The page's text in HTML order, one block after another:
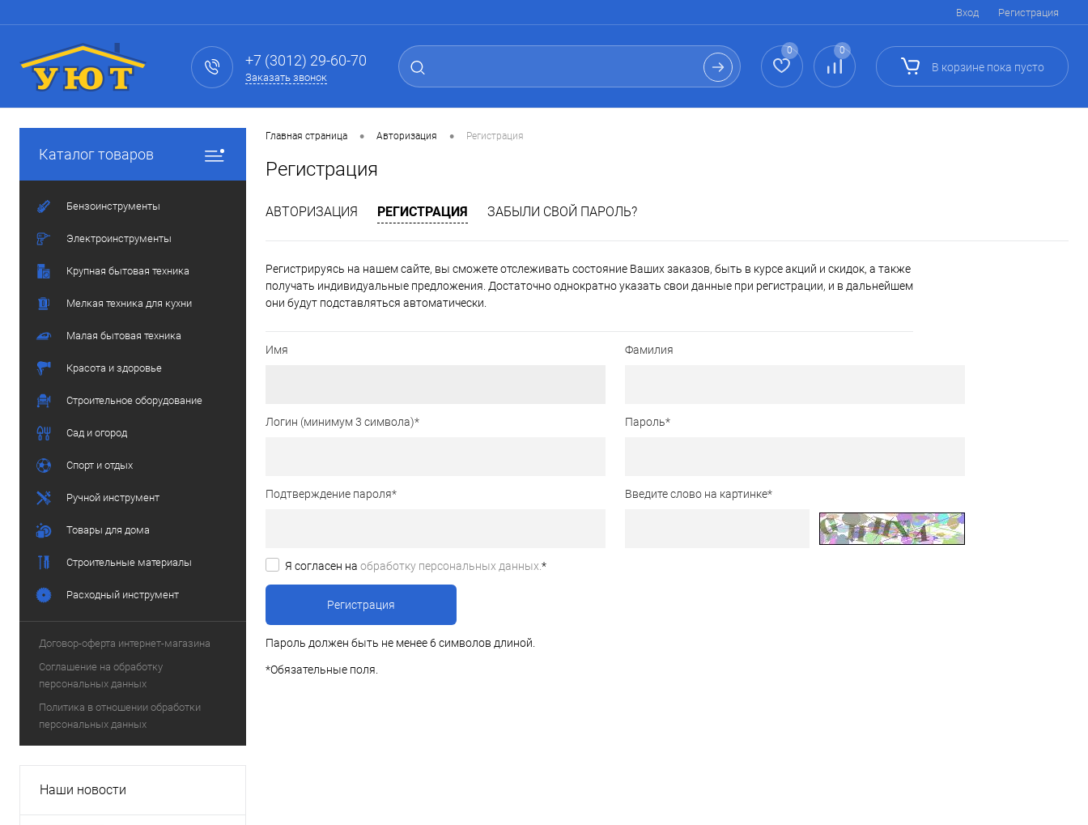
Вход Регистрация
+7 (3012) 29-60-70
Заказать звонок
0 0
В корзине пока пусто
Каталог товаров
Бензоинструменты
Электроинструменты
Крупная бытовая техника
Мелкая техника для кухни
Малая бытовая техника
Красота и здоровье
Строительное оборудование
Сад и огород
Спорт и отдых
Ручной инструмент
Товары для дома
Строительные материалы
Расходный инструмент
Договор-оферта интернет-магазина
Соглашение на обработку
персональных данных
Политика в отношении обработки
персональных данных
Наши новости
Главная страница • Авторизация • Регистрация
Регистрация
АВТОРИЗАЦИЯ РЕГИСТРАЦИЯ ЗАБЫЛИ СВОЙ ПАРОЛЬ?
Регистрируясь на нашем сайте, вы сможете отслеживать состояние Ваших заказов, быть в курсе акций и скидок, а также
получать индивидуальные предложения. Достаточно однократно указать свои данные при регистрации, и в дальнейшем
они будут подставляться автоматически.
Имя Фамилия
Логин (минимум 3 символа)* Пароль*
Подтверждение пароля* Введите слово на картинке*
Я согласен на обработку персональных данных.*
Пароль должен быть не менее 6 символов длиной.
*Обязательные поля.